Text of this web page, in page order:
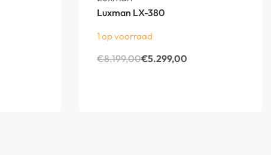
Luxman LX-380
1 op voorraad
€8.199,00€5.299,00